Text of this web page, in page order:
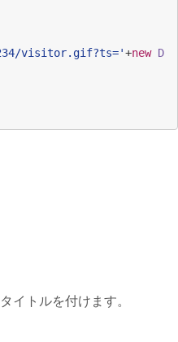
visitor.gif?ts='+new Date
イトルを付けます。